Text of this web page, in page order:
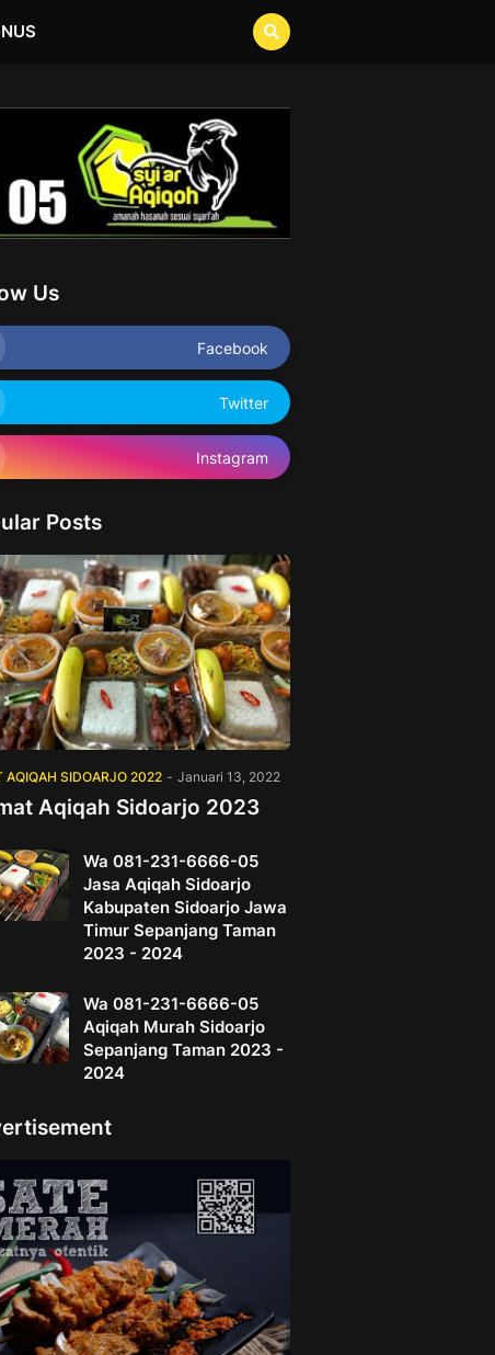
Us
Facebook
Twitter
Instagram
Posts
AQIQAH SIDOARJO 2022 - Januari 13, 2022
Aqiqah Sidoarjo 2023
Wa 081-231-6666-05
Jasa Aqiqah Sidoarjo
Kabupaten Sidoarjo Jawa
Timur Sepanjang Taman
2023 - 2024
Wa 081-231-6666-05
Aqiqah Murah Sidoarjo
Sepanjang Taman 2023 -
2024